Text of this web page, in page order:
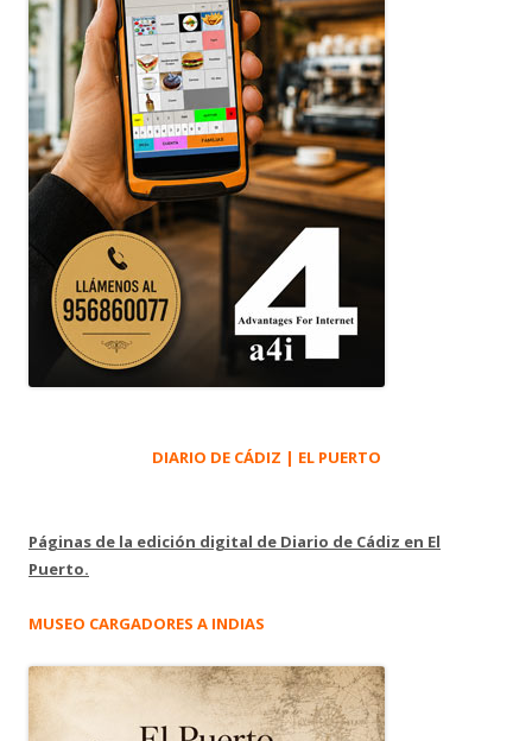
DIARIO DE CÁDIZ | EL PUERTO
Páginas de la edición digital de Diario de Cádiz en El
Puerto.
MUSEO CARGADORES A INDIAS